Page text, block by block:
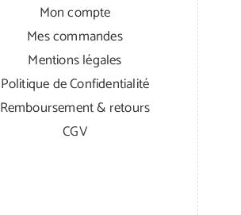
Mon compte
Mes commandes
Mentions légales
Politique de Confidentialité
Remboursement & retours
CGV